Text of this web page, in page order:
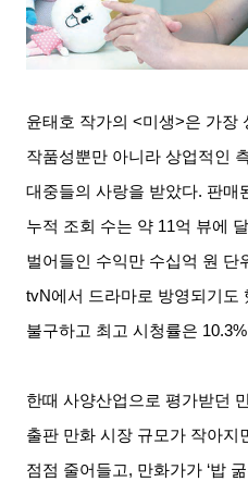
윤태호 작가의 <미생>은 가장
작품성뿐만 아니라 상업적인
대중들의 사랑을 받았다. 판매
누적 조회 수는 약 11억 뷰에
벌어들인 수익만 수십억 원 단
tvN에서 드라마로 방영되기도
불구하고 최고 시청률은 10.3%
한때 사양산업으로 평가받던
출판 만화 시장 규모가 작아지
점점 줄어들고, 만화가가 ‘밥